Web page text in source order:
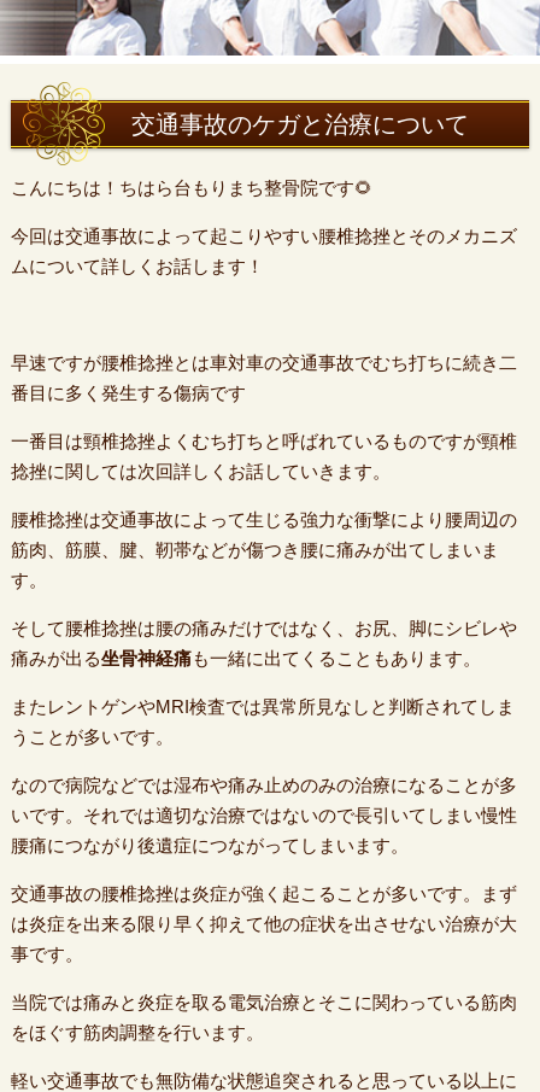
交通事故のケガと治療について
こんにちは！ちはら台もりまち整骨院です🌻
今回は交通事故によって起こりやすい腰椎捻挫とそのメカニズ
ムについて詳しくお話します！
早速ですが腰椎捻挫とは車対車の交通事故でむち打ちに続き二
番目に多く発生する傷病です
一番目は頸椎捻挫よくむち打ちと呼ばれているものですが頸椎
捻挫に関しては次回詳しくお話していきます。
腰椎捻挫は交通事故によって生じる強力な衝撃により腰周辺の
筋肉、筋膜、腱、靭帯などが傷つき腰に痛みが出てしまいま
す。
そして腰椎捻挫は腰の痛みだけではなく、お尻、脚にシビレや
痛みが出る坐骨神経痛も一緒に出てくることもあります。
またレントゲンやMRI検査では異常所見なしと判断されてしま
うことが多いです。
なので病院などでは湿布や痛み止めのみの治療になることが多
いです。それでは適切な治療ではないので長引いてしまい慢性
腰痛につながり後遺症につながってしまいます。
交通事故の腰椎捻挫は炎症が強く起こることが多いです。まず
は炎症を出来る限り早く抑えて他の症状を出させない治療が大
事です。
当院では痛みと炎症を取る電気治療とそこに関わっている筋肉
をほぐす筋肉調整を行います。
軽い交通事故でも無防備な状態追突されると思っている以上に